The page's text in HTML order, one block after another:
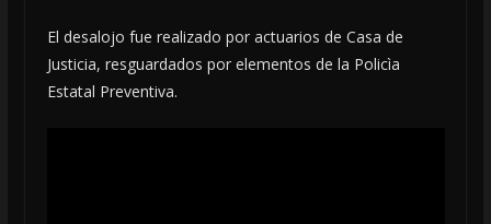
El desalojo fue realizado por actuarios de Casa de
Justicia, resguardados por elementos de la Policìa
Estatal Preventiva.